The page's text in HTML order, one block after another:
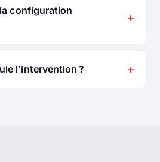
configuration
l'intervention ?